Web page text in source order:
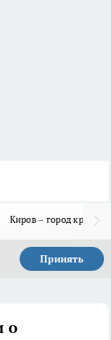
Киров – город
Принять
о